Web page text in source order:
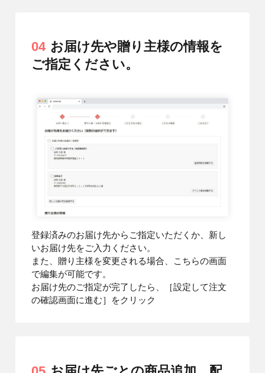
04 お届け先や贈り主様の情報を
ご指定ください。
登録済みのお届け先からご指定いただくか、新し
いお届け先をご入力ください。
また、贈り主様を変更される場合、こちらの画面
で編集が可能です。
お届け先のご指定が完了したら、［設定して注文
の確認画面に進む］をクリック